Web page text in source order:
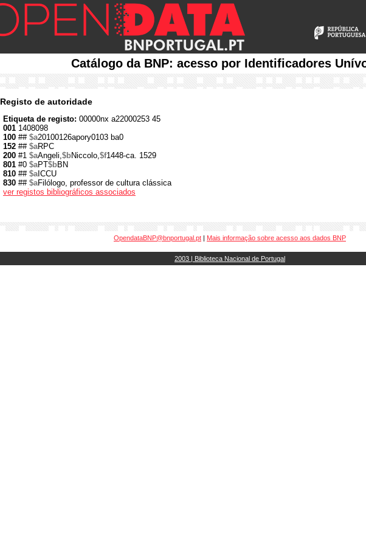
Catálogo da BNP: acesso por Identificadores
Registo de autoridade
Etiqueta de registo: 00000nx a22000253 45
001 1408098
100 ## $a20100126apory0103 ba0
152 ## $aRPC
200 #1 $aAngeli,$bNiccolo,$f1448-ca. 1529
801 #0 $aPT$bBN
810 ## $aICCU
830 ## $aFilólogo, professor de cultura clássica
ver registos bibliográficos associados
OpendataBNP@bnportugal.pt | Mais informação sobre acesso aos dados BNP
2003 | Biblioteca Nacional de Portugal